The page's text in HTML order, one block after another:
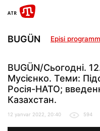
BUGÜN Episi
BUGÜN/Сьогодні.
Мусієнко. Теми:
Росія-НАТО;
Казахстан.
12 yanvar 2022, 20:40 594